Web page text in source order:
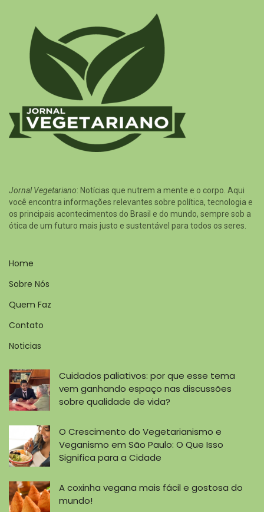
Jornal Vegetariano: Notícias que nutrem a mente e o corpo. Aqui
você encontra informações relevantes sobre política, tecnologia e
os principais acontecimentos do Brasil e do mundo, sempre sob a
ótica de um futuro mais justo e sustentável para todos os seres.
Home
Sobre Nós
Quem Faz
Contato
Noticias
Cuidados paliativos: por que esse tema
vem ganhando espaço nas discussões
sobre qualidade de vida?
O Crescimento do Vegetarianismo e
Veganismo em São Paulo: O Que Isso
Significa para a Cidade
A coxinha vegana mais fácil e gostosa do
mundo!